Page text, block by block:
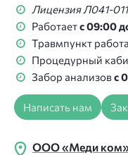
Лицензия Л041-
Работаетс 09:00
Травмпункт
Процедурный
Забор анализовс
Написать нам
ООО «Меди ком»